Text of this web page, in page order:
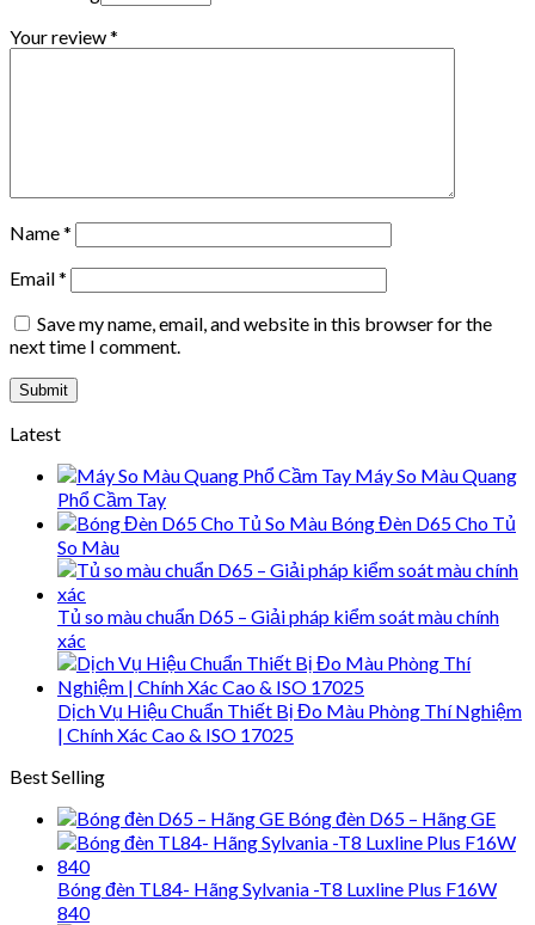
Your review*
Name*
Email*
Save my name, email, and website in this browser for the
next time I comment.
Latest
Máy So Màu Quang
Phổ Cầm Tay
Bóng Đèn D65 Cho Tủ
So Màu
Tủ so màu chuẩn D65 – Giải pháp kiểm soát màu chính
xác
Dịch Vụ Hiệu Chuẩn Thiết Bị Đo Màu Phòng Thí Nghiệm
| Chính Xác Cao & ISO 17025
Best Selling
Bóng đèn D65 – Hãng GE
Bóng đèn TL84- Hãng Sylvania -T8 Luxline Plus F16W
840